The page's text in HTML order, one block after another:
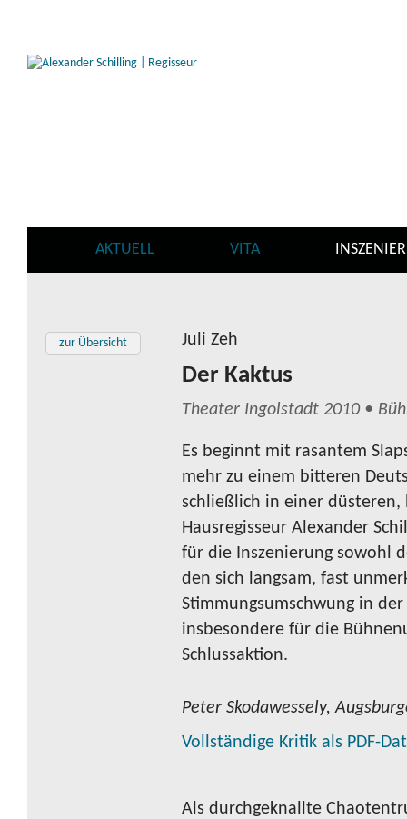
AKTUELL VITA
Juli Zeh
Der Kaktus
Theater Ingolstadt 2010 •
Es beginnt mit rasantem
mehr zu einem bitteren
schließlich in einer düsteren,
Hausregisseur Alexander
für die Inszenierung sowohl
den sich langsam, fast
Stimmungsumschwung in
insbesondere für die
Schlussaktion.
Peter Skodawessely,
Vollständige Kritik als PDF-
Als durchgeknallte
zur Übersicht